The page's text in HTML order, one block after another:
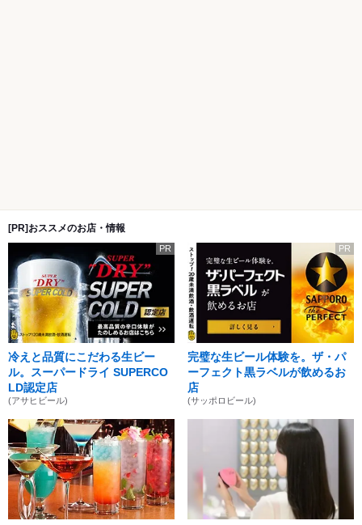
[PR]おススメのお店・情報
PR
冷えと品質にこだわる生ビー
ル。スーパードライ SUPERCO
LD認定店
(アサヒビール)
PR
完璧な生ビール体験を。ザ・パ
ーフェクト黒ラベルが飲めるお
店
(サッポロビール)